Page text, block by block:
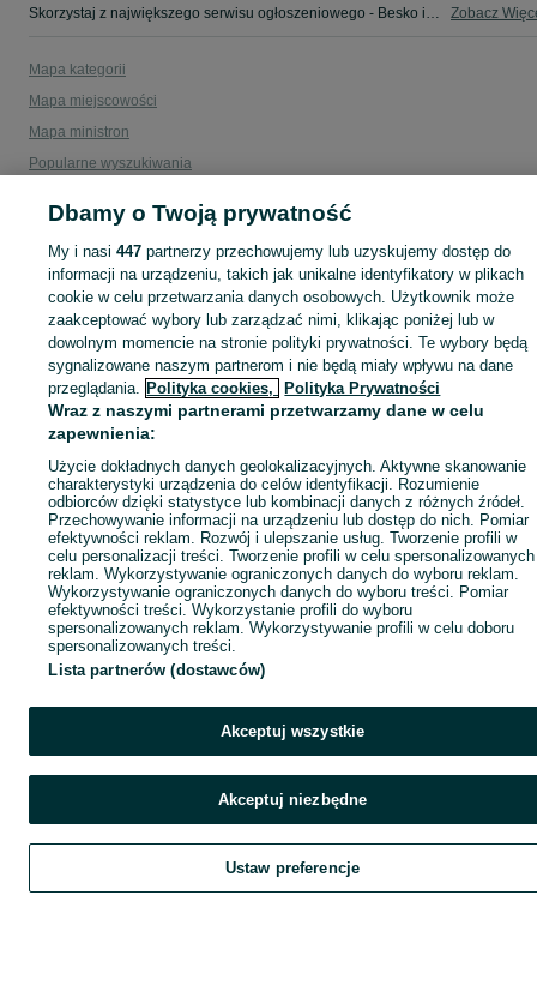
Skorzystaj z największego serwisu ogłoszeniowego - Besko i okolice! - kupuj lub sprzedawaj jeszcze wygodniej w kategorii Wypożyczalnia! Zobacz
Mapa kategorii
Mapa miejscowości
Mapa ministron
Popularne wyszukiwania
Szukaj Obserwujesz Dodaj Czat
Dbamy o Twoją prywatność
My i nasi447 partnerzy przechowujemy lub uzyskujemy dostęp do
informacji na urządzeniu, takich jak unikalne identyfikatory w plikach
cookie w celu przetwarzania danych osobowych. Użytkownik może
zaakceptować wybory lub zarządzać nimi, klikając poniżej lub w
dowolnym momencie na stronie polityki prywatności. Te wybory będą
sygnalizowane naszym partnerom i nie będą miały wpływu na dane
przeglądania. Polityka cookies, Polityka Prywatności
Wraz z naszymi partnerami przetwarzamy dane w celu
zapewnienia:
Użycie dokładnych danych geolokalizacyjnych. Aktywne skanowanie
charakterystyki urządzenia do celów identyfikacji. Rozumienie
odbiorców dzięki statystyce lub kombinacji danych z różnych źródeł.
Przechowywanie informacji na urządzeniu lub dostęp do nich. Pomiar
efektywności reklam. Rozwój i ulepszanie usług. Tworzenie profili w
celu personalizacji treści. Tworzenie profili w celu spersonalizowanych
reklam. Wykorzystywanie ograniczonych danych do wyboru reklam.
Wykorzystywanie ograniczonych danych do wyboru treści. Pomiar
efektywności treści. Wykorzystanie profili do wyboru
spersonalizowanych reklam. Wykorzystywanie profili w celu doboru
spersonalizowanych treści.
Lista partnerów (dostawców)
Akceptuj wszystkie
Akceptuj niezbędne
Ustaw preferencje